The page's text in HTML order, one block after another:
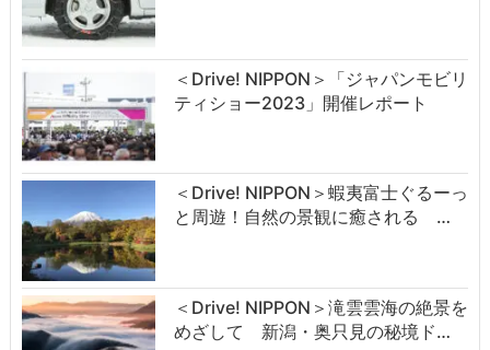
＜Drive! NIPPON＞「ジャパンモビリ
ティショー2023」開催レポート
＜Drive! NIPPON＞蝦夷富士ぐるーっ
と周遊！自然の景観に癒される …
＜Drive! NIPPON＞滝雲雲海の絶景を
めざして 新潟・奥只見の秘境ド…